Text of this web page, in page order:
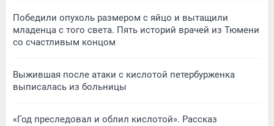
Победили опухоль размером с яйцо и вытащили
младенца с того света. Пять историй врачей из Тюмени
со счастливым концом
Выжившая после атаки с кислотой петербурженка
выписалась из больницы
«Год преследовал и облил кислотой». Рассказ